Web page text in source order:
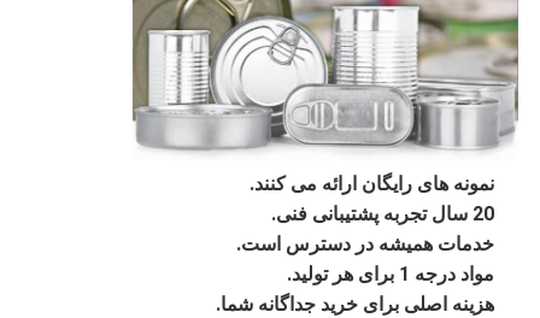
نمونه های رایگان ارائه می کنند.
20 سال تجربه پشتیبانی فنی.
خدمات همیشه در دسترس است.
مواد درجه 1 برای هر تولید.
هزینه اصلی برای خرید جداگانه شما.